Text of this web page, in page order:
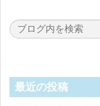
最近の投稿